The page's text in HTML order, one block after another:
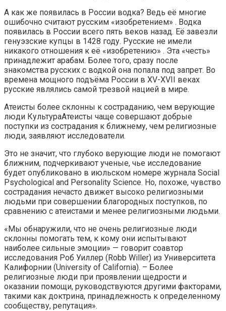
А как же появилась в России водка? Ведь её многие
ошибочно считают русским «изобретением» . Водка
появилась в России всего пять веков назад. Её завезли
генуэзские купцы в 1428 году. Русские не имели
никакого отношения к её «изобретению» . Эта «честь»
принадлежит арабам. Более того, сразу после
знакомства русских с водкой она попала под запрет. Во
времена мощного подъёма России в ХV-ХVII веках
русские являлись самой трезвой нацией в мире.
Атеисты более склонны к состраданию, чем верующие
люди КультураАтеисты чаще совершают добрые
поступки из сострадания к ближнему, чем религиозные
люди, заявляют исследователи.
Это не значит, что глубоко верующие люди не помогают
ближним, подчеркивают ученые, чье исследование
будет опубликовано в июльском номере журнала Social
Psychological and Personality Science. Но, похоже, чувство
сострадания нечасто движет высоко религиозными
людьми при совершении благородных поступков, по
сравнению с атеистами и менее религиозными людьми.
«Мы обнаружили, что не очень религиозные люди
склонны помогать тем, к кому они испытывают
наиболее сильные эмоции» — говорит соавтор
исследования Роб Уиллер (Robb Willer) из Университета
Калифорнии (University of California). – Более
религиозные люди при проявлении щедрости и
оказании помощи, руководствуются другими факторами,
такими как доктрина, принадлежность к определенному
сообществу, репутация».